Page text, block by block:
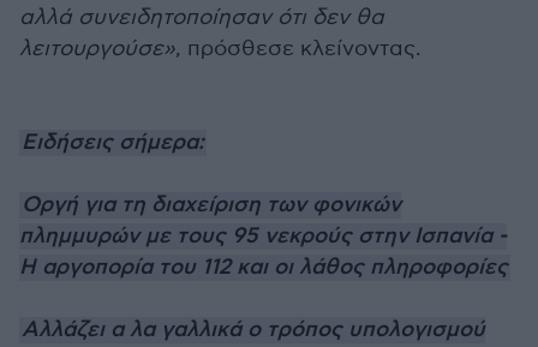
αλλά συνειδητοποίησαν ότι δεν θα
λειτουργούσε», πρόσθεσε κλείνοντας.
Ειδήσεις σήμερα:
Οργή για τη διαχείριση των φονικών
πλημμυρών με τους 95 νεκρούς στην Ισπανία -
Η αργοπορία του 112 και οι λάθος πληροφορίες
Αλλάζει α λα γαλλικά ο τρόπος υπολογισμού